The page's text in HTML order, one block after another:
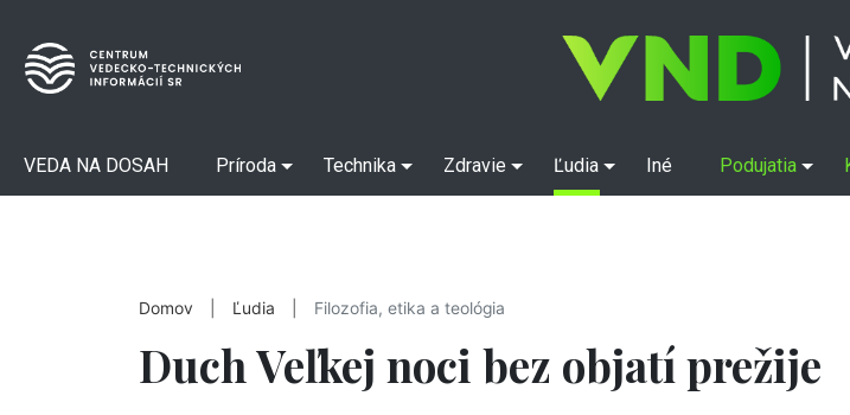
VEDA NA DOSAH Príroda Technika Zdravie Ľudia Iné Podujatia
Domov Ľudia Filozofia, etika a teológia
Duch Veľkej noci bez objatí prežije